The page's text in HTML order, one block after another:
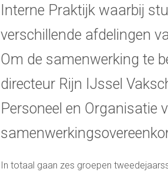
Interne Praktijk waarbij
verschillende afdelingen
Om de samenwerking te
directeur Rijn IJssel
Personeel en Organisatie
In totaal gaan zes groepen